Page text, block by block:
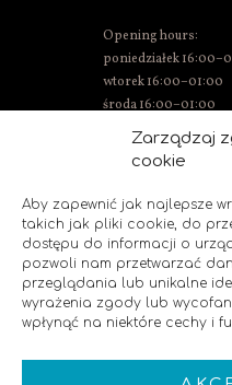
Zarządzaj
cookie
Aby zapewnić jak najlepsze
takich jak pliki cookie, do
dostępu do informacji o
pozwoli nam przetwarzać
przeglądania lub unikalne
wyrażenia zgody lub
wpłynąć na niektóre cechy i
Opening hours:
poniedziałek
wtorek 16:00–01:00
środa 16:00–01:00
Thursday 15:00–01:00
Friday 15:00–02:00
Sunday 14:00–00:00
SOCIAL